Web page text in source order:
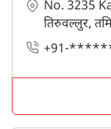
No. 3235
तिरुवल्लुर,
+91-